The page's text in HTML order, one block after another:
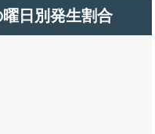
日別発生割合